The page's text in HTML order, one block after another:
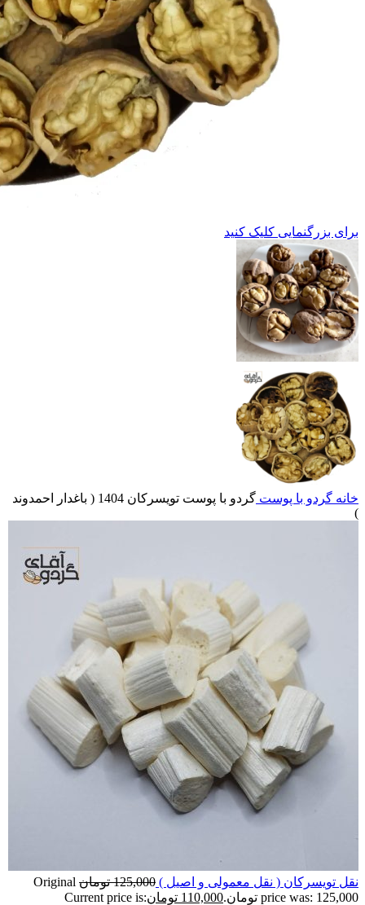
برای بزرگنمایی کلیک کنید
خانه گردو با پوست
گردو با پوست تویسرکان 1404 ( باغدار احمدوند
)
نقل تویسرکان ( نقل معمولی و اصیل ) 125,000 تومان Original
price was: 125,000 تومان.
110,000 تومانCurrent price is: